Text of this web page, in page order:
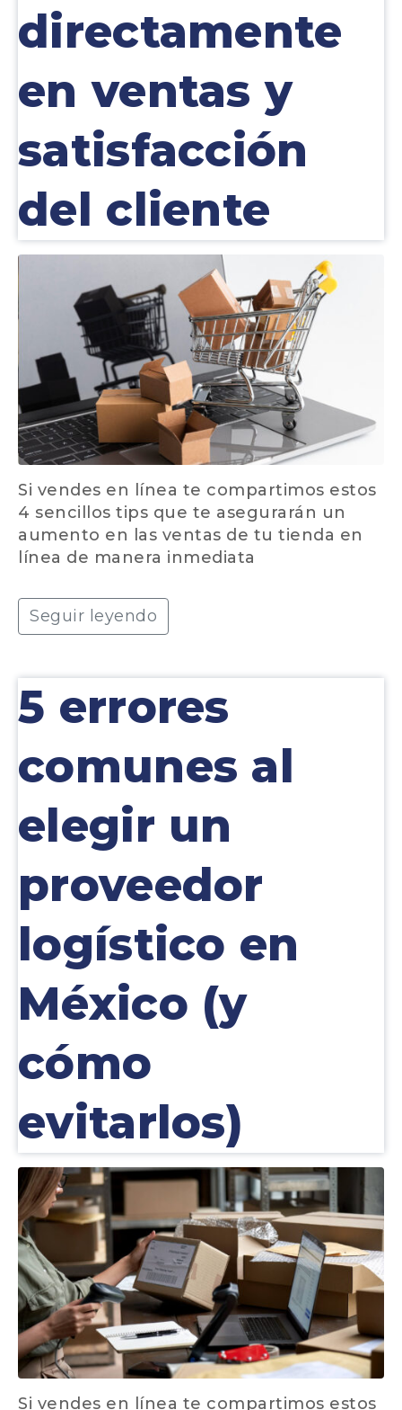
directamente
en ventas y
satisfacción
del cliente
Si vendes en línea te compartimos estos
4 sencillos tips que te asegurarán un
aumento en las ventas de tu tienda en
línea de manera inmediata
Seguir leyendo
5 errores
comunes al
elegir un
proveedor
logístico en
México (y
cómo
evitarlos)
Si vendes en línea te compartimos estos